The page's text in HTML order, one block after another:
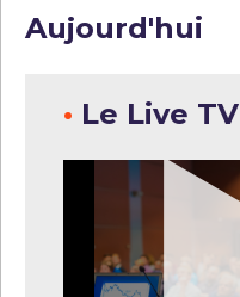
Aujourd'hui
• Le Live TV